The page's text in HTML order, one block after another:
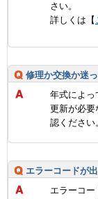
さい。
詳しくは【
修理か交換か迷っ
年式によっ
更新が必要
認ください
エラーコードが
エラーコ